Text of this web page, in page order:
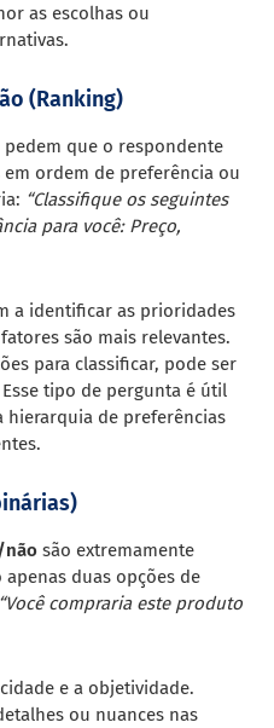
as escolhas ou
(Ranking)
pedem que o respondente
ordem de preferência ou
“Classifique os seguintes
para você: Preço,
a identificar as prioridades
são mais relevantes.
para classificar, pode ser
tipo de pergunta é útil
hierarquia de preferências
não são extremamente
duas opções de
“Você compraria este produto
e a objetividade.
ou nuances nas